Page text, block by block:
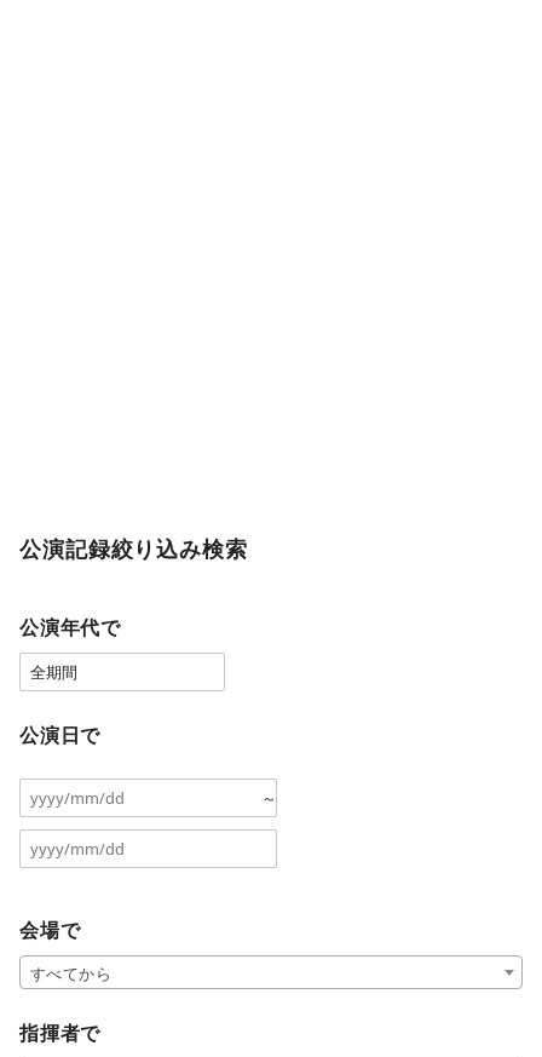
公演記録絞り込み検索
公演年代で
公演日で
～
会場で
すべてから
指揮者で